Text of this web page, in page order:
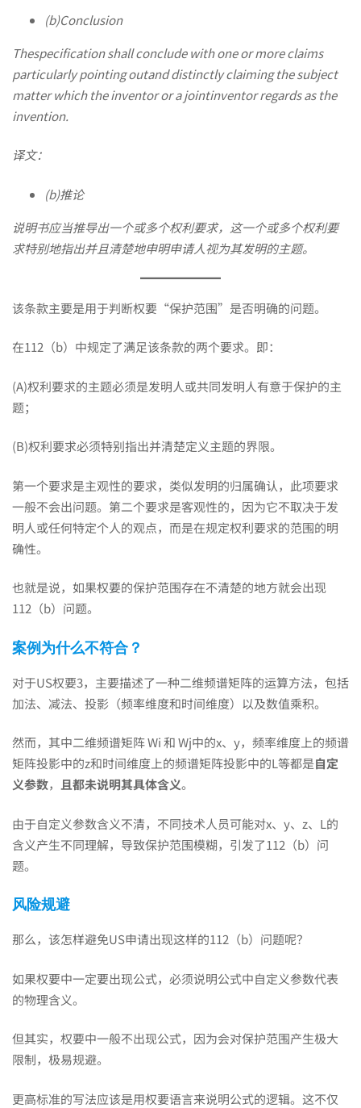
(b)Conclusion
Thespecification shall conclude with one or more claims
particularly pointing outand distinctly claiming the subject
matter which the inventor or a jointinventor regards as the
invention.
译文：
(b)推论
说明书应当推导出一个或多个权利要求，这一个或多个权利要
求特别地指出并且清楚地申明申请人视为其发明的主题。
该条款主要是用于判断权要“保护范围”是否明确的问题。
在112（b）中规定了满足该条款的两个要求。即：
(A)权利要求的主题必须是发明人或共同发明人有意于保护的主
题；
(B)权利要求必须特别指出并清楚定义主题的界限。
第一个要求是主观性的要求，类似发明的归属确认，此项要求
一般不会出问题。第二个要求是客观性的，因为它不取决于发
明人或任何特定个人的观点，而是在规定权利要求的范围的明
确性。
也就是说，如果权要的保护范围存在不清楚的地方就会出现
112（b）问题。
案例为什么不符合？
对于US权要3，主要描述了一种二维频谱矩阵的运算方法，包括
加法、减法、投影（频率维度和时间维度）以及数值乘积。
然而，其中二维频谱矩阵 Wi 和 Wj中的x、y，频率维度上的频谱
矩阵投影中的z和时间维度上的频谱矩阵投影中的L等都是自定
义参数， 且都未说明其具体含义。
由于自定义参数含义不清，不同技术人员可能对x、y、z、L的
含义产生不同理解，导致保护范围模糊，引发了112（b）问
题。
风险规避
那么，该怎样避免US申请出现这样的112（b）问题呢？
如果权要中一定要出现公式，必须说明公式中自定义参数代表
的物理含义。
但其实，权要中一般不出现公式，因为会对保护范围产生极大
限制，极易规避。
更高标准的写法应该是用权要语言来说明公式的逻辑。这不仅